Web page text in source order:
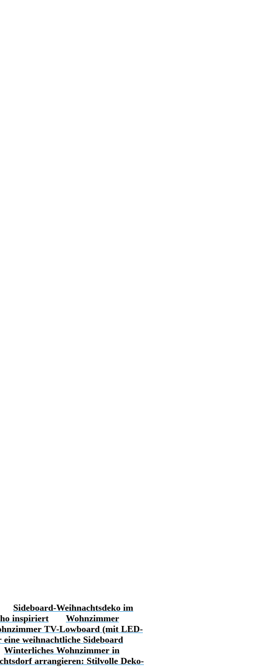
Sideboard-Weihnachtsdeko im
inspiriert
Wohnzimmer
TV-Lowboard (mit LED-
weihnachtliche Sideboard
Winterliches Wohnzimmer in
arrangieren: Stilvolle Deko-